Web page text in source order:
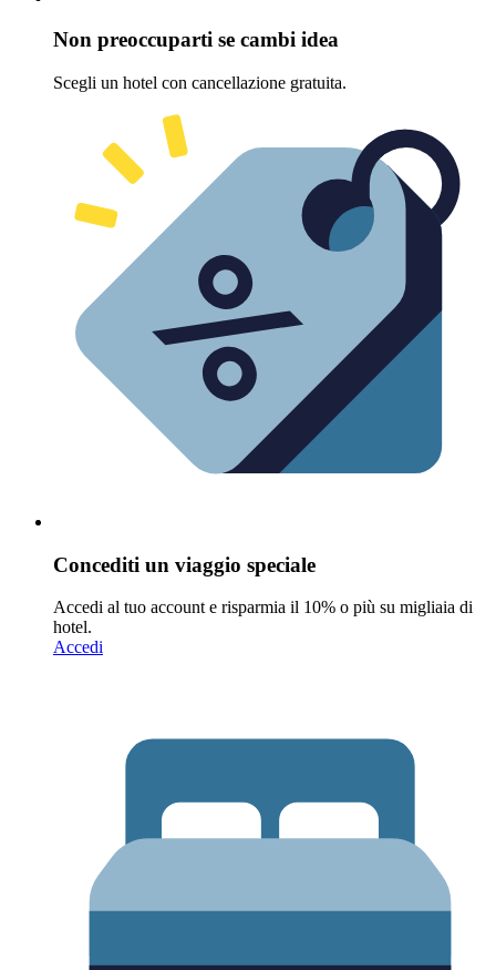
Non preoccuparti se cambi idea
Scegli un hotel con cancellazione gratuita.
Concediti un viaggio speciale
Accedi al tuo account e risparmia il 10% o più su migliaia di
hotel.
Accedi